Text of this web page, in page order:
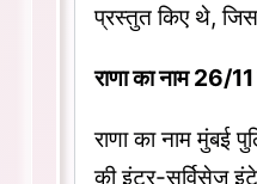
प्रस्तुत किए थे,
राणा का नाम 26/
राणा का नाम मुंबई
की इंटर-सर्विसेज